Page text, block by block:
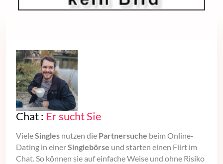
Chat : Er sucht Sie
VieleSingles nutzen die Partnersuche beim Online-
Dating in einerSinglebörse und starten einen Flirt im
Chat. So können sie auf einfache Weise und ohne Risiko